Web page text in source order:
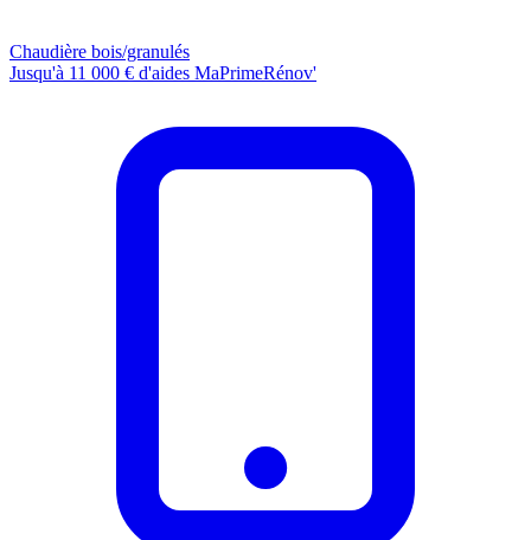
Chaudière bois/granulés
Jusqu'à 11 000 € d'aides MaPrimeRénov'